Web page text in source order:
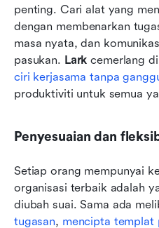
penting. Cari alat yang
dengan membenarkan
masa nyata, dan
pasukan. Lark
ciri kerjasama tanpa
produktiviti untuk semua
Penyesuaian dan
Setiap orang mempunyai
organisasi terbaik adalah
diubah suai. Sama ada
tugasan, mencipta templat